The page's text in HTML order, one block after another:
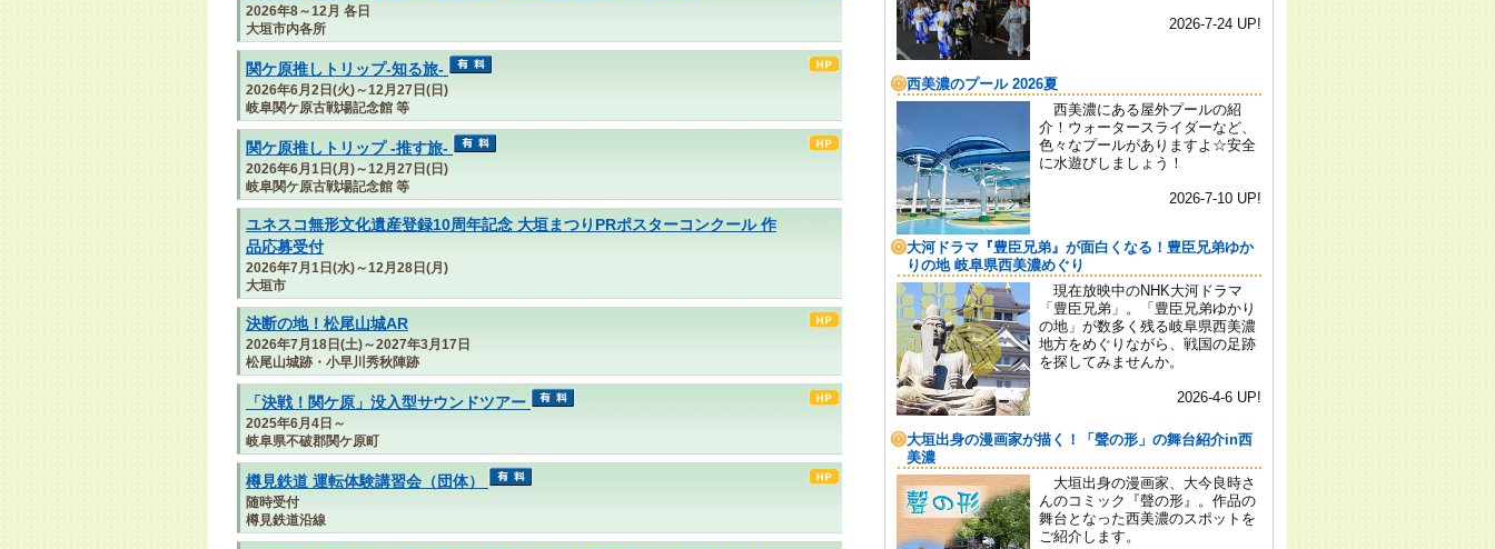
2026年8～12月 各日
大垣市内各所
関ケ原推しトリップ-知る旅-
2026年6月2日(火)～12月27日(日)
岐阜関ケ原古戦場記念館 等
関ケ原推しトリップ -推す旅-
2026年6月1日(月)～12月27日(日)
岐阜関ケ原古戦場記念館 等
ユネスコ無形文化遺産登録10周年記念 大垣まつりPRポスターコンクール 作
品応募受付
2026年7月1日(水)～12月28日(月)
大垣市
決断の地！松尾山城AR
2026年7月18日(土)～2027年3月17日
松尾山城跡・小早川秀秋陣跡
「決戦！関ケ原」没入型サウンドツアー
2025年6月4日～
岐阜県不破郡関ケ原町
樽見鉄道 運転体験講習会（団体）
随時受付
樽見鉄道沿線